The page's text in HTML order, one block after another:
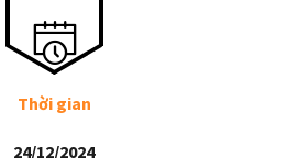
Thời gian
24/12/2024